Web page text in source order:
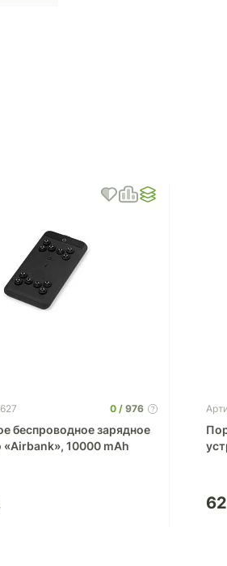
0 976
беспроводное зарядное
«Airbank», 10000 mAh